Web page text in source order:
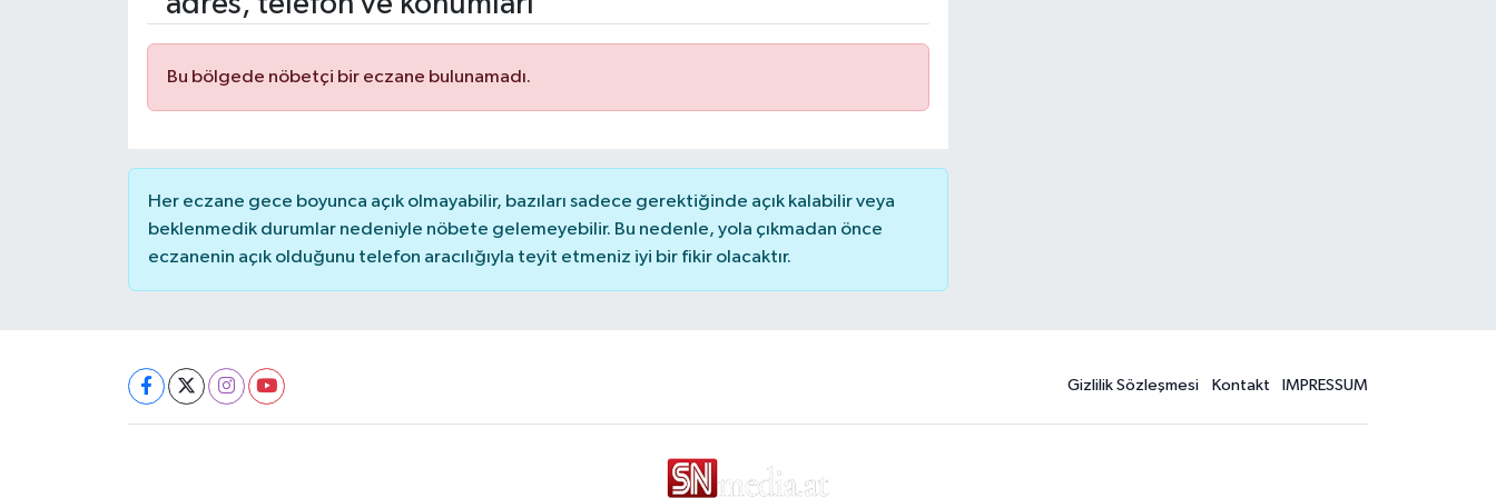
Bu bölgede nöbetçi bir eczane bulunamadı.
Her eczane gece boyunca açık olmayabilir, bazıları sadece gerektiğinde açık kalabilir veya
beklenmedik durumlar nedeniyle nöbete gelemeyebilir. Bu nedenle, yola çıkmadan önce
eczanenin açık olduğunu telefon aracılığıyla teyit etmeniz iyi bir fikir olacaktır.
Gizlilik Sözleşmesi Kontakt IMPRESSUM